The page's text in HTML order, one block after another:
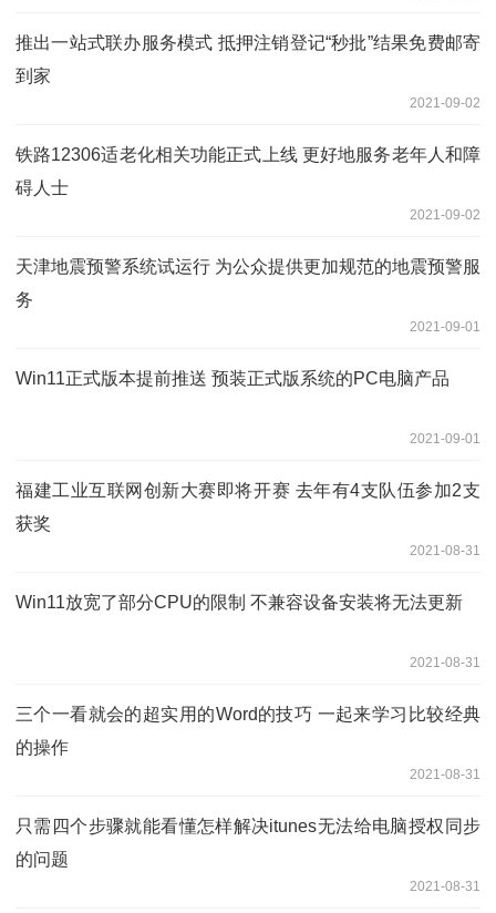
推出一站式联办服务模式 抵押注销登记“秒批”结果免费邮寄
到家
2021-09-02
铁路12306适老化相关功能正式上线 更好地服务老年人和障
碍人士
2021-09-02
天津地震预警系统试运行 为公众提供更加规范的地震预警服
务
2021-09-01
Win11正式版本提前推送 预装正式版系统的PC电脑产品
2021-09-01
福建工业互联网创新大赛即将开赛 去年有4支队伍参加2支
获奖
2021-08-31
Win11放宽了部分CPU的限制 不兼容设备安装将无法更新
2021-08-31
三个一看就会的超实用的Word的技巧 一起来学习比较经典
的操作
2021-08-31
只需四个步骤就能看懂怎样解决itunes无法给电脑授权同步
的问题
2021-08-31